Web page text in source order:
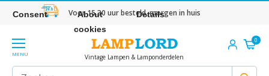
Voor 15.30 uur besteld, morgen in huis
MENU Vintage Lampen & Lamponderdelen
0
Consent
About
cookies
Details